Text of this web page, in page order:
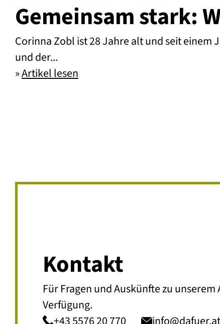
Gemeinsam stark:
Corinna Zobl ist 28 Jahre alt und seit
und der...
»Artikel lesen
Kontakt
Für Fragen und Auskünfte zu
Verfügung.